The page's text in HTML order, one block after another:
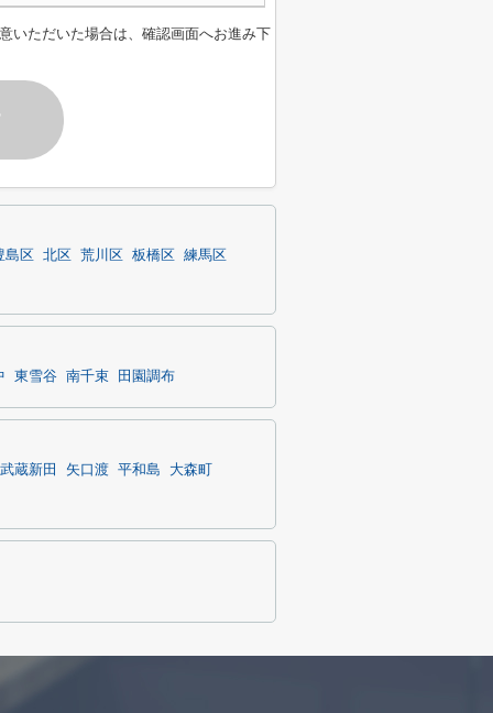
いただいた場合は、確認画面へお進み下
島区 北区 荒川区 板橋区 練馬区
東雪谷 南千束 田園調布
武蔵新田 矢口渡 平和島 大森町